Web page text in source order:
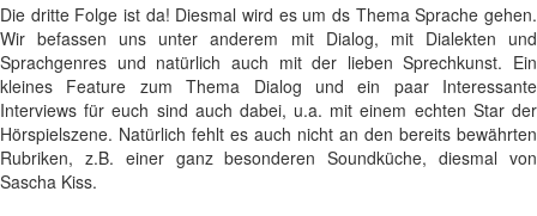
Die dritte Folge ist da! Diesmal wird es um ds Thema Sprache gehen.
Wir befassen uns unter anderem mit Dialog, mit Dialekten und
Sprachgenres und natürlich auch mit der lieben Sprechkunst. Ein
kleines Feature zum Thema Dialog und ein paar Interessante
Interviews für euch sind auch dabei, u.a. mit einem echten Star der
Hörspielszene. Natürlich fehlt es auch nicht an den bereits bewährten
Rubriken, z.B. einer ganz besonderen Soundküche, diesmal von
Sascha Kiss.